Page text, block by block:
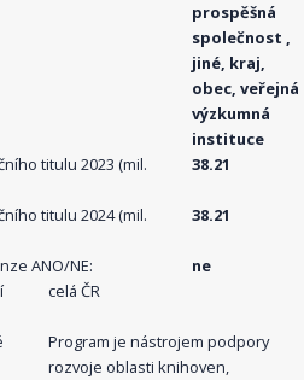
prospěšná
společnost ,
jiné, kraj,
obec, veřejná
výzkumná
instituce
titulu 2023 (mil.
38.21
titulu 2024 (mil.
38.21
ANO/NE:
ne
celá ČR
Program je nástrojem podpory
rozvoje oblasti knihoven,